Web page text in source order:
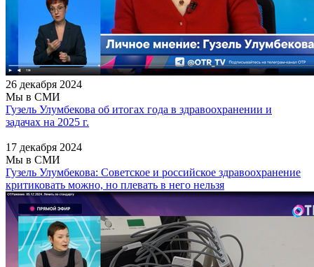
26 декабря 2024
Мы в СМИ
Гузель Улумбекова об итогах года в здравоохранении и
задачах на 2025 г.
17 декабря 2024
Мы в СМИ
Гузель Улумбекова: Советское и российское здравоохранение
критиковать можно, но плевать в него нельзя